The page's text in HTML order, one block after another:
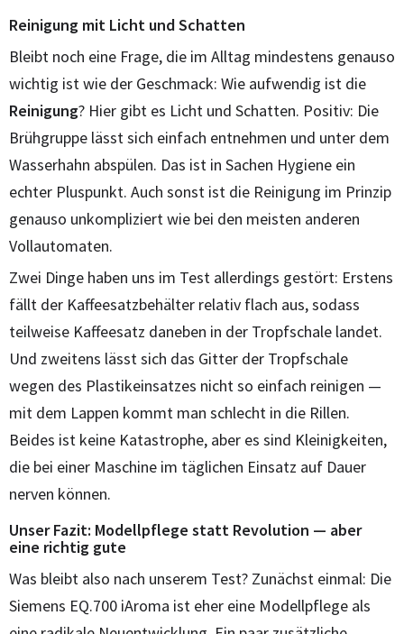
Reinigung mit Licht und Schatten
Bleibt noch eine Frage, die im Alltag mindestens genauso
wichtig ist wie der Geschmack: Wie aufwendig ist die
Reinigung? Hier gibt es Licht und Schatten. Positiv: Die
Brühgruppe lässt sich einfach entnehmen und unter dem
Wasserhahn abspülen. Das ist in Sachen Hygiene ein
echter Pluspunkt. Auch sonst ist die Reinigung im Prinzip
genauso unkompliziert wie bei den meisten anderen
Vollautomaten.
Zwei Dinge haben uns im Test allerdings gestört: Erstens
fällt der Kaffeesatzbehälter relativ flach aus, sodass
teilweise Kaffeesatz daneben in der Tropfschale landet.
Und zweitens lässt sich das Gitter der Tropfschale
wegen des Plastikeinsatzes nicht so einfach reinigen —
mit dem Lappen kommt man schlecht in die Rillen.
Beides ist keine Katastrophe, aber es sind Kleinigkeiten,
die bei einer Maschine im täglichen Einsatz auf Dauer
nerven können.
Unser Fazit: Modellpflege statt Revolution — aber
eine richtig gute
Was bleibt also nach unserem Test? Zunächst einmal: Die
Siemens EQ.700 iAroma ist eher eine Modellpflege als